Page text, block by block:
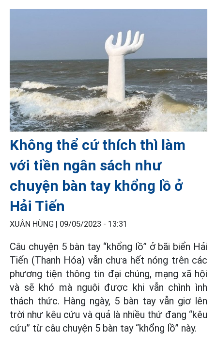
Không thể cứ thích thì làm
với tiền ngân sách như
chuyện bàn tay khổng lồ ở
Hải Tiến
XUÂN HÙNG | 09/05/2023 - 13:31
Câu chuyện 5 bàn tay “khổng lồ” ở bãi biển Hải
Tiến (Thanh Hóa) vẫn chưa hết nóng trên các
phương tiện thông tin đại chúng, mạng xã hội
và sẽ khó mà nguội được khi vẫn chình ình
thách thức. Hàng ngày, 5 bàn tay vẫn giơ lên
trời như kêu cứu và quả là nhiều thứ đang “kêu
cứu” từ câu chuyện 5 bàn tay “khổng lồ” này.